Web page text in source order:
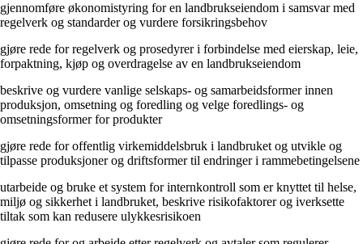
gjennomføre økonomistyring for en landbrukseiendom i samsvar med
regelverk og standarder og vurdere forsikringsbehov
gjøre rede for regelverk og prosedyrer i forbindelse med eierskap, leie,
forpaktning, kjøp og overdragelse av en landbrukseiendom
beskrive og vurdere vanlige selskaps- og samarbeidsformer innen
produksjon, omsetning og foredling og velge foredlings- og
omsetningsformer for produkter
gjøre rede for offentlig virkemiddelsbruk i landbruket og utvikle og
tilpasse produksjoner og driftsformer til endringer i rammebetingelsene
utarbeide og bruke et system for internkontroll som er knyttet til helse,
miljø og sikkerhet i landbruket, beskrive risikofaktorer og iverksette
tiltak som kan redusere ulykkesrisikoen